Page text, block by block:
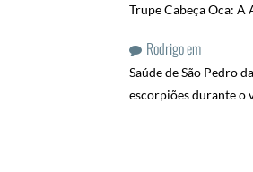
Trupe Cabeça Oca:
Rodrigoem
Saúde de São Pedro
escorpiões durante o